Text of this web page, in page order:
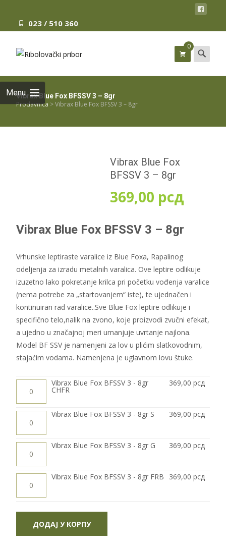
023 / 510 360
Menu
0 Search
for:
Vibrax Blue Fox BFSSV 3 – 8gr
Prodavnica >Vibrax Blue Fox BFSSV 3 – 8gr
Vibrax Blue Fox
BFSSV 3 – 8gr
369,00 рсд
Vibrax Blue Fox BFSSV 3 – 8gr
Vrhunske leptiraste varalice iz Blue Foxa, Rapalinog
odeljenja za izradu metalnih varalica. Ove leptire odlikuje
izuzetno lako pokretanje krilca pri početku vođenja varalice
(nema potrebe za „startovanjem“ iste), te ujednačen i
kontinuiran rad varalice..Sve Blue Fox leptire odlikuje i
specifično telo,nalik na zvono, koje proizvodi zvučni efekat,
a ujedno u značajnoj meri umanjuje uvrtanje najlona.
Model BF SSV je namenjeni za lov u plićim slatkovodnim,
stajaćim vodama. Namenjena je uglavnom lovu štuke.
Vibrax
Blue
BFSSV
3
Vibrax Blue Fox BFSSV 3 - 8gr
CHFR
369,00 рсд
Vibrax
Blue
BFSSV
3
Vibrax Blue Fox BFSSV 3 - 8gr S 369,00 рсд
Vibrax
Blue
BFSSV
3
Vibrax Blue Fox BFSSV 3 - 8gr G 369,00 рсд
Vibrax
Blue
BFSSV
-
Vibrax Blue Fox BFSSV 3 - 8gr FRB 369,00 рсд
ДОДАЈ У КОРПУ